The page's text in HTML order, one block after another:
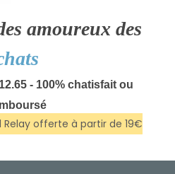
amoureux des
- 100% chatisfait ou